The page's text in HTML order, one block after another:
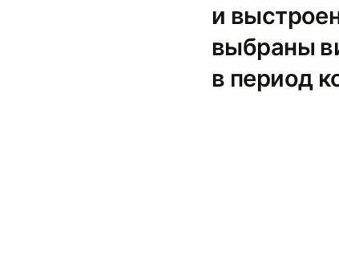
и
выбраны
в период